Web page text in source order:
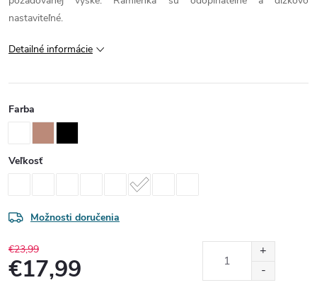
nastaviteľné.
Detailné informácie
Farba
Veľkosť
Možnosti doručenia
€23,99
€17,99